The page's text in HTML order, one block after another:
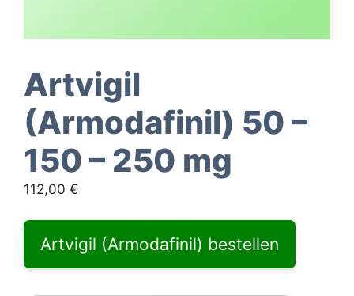
Artvigil
(Armodafinil) 50 –
150 – 250 mg
112,00 €
Artvigil (Armodafinil) bestellen